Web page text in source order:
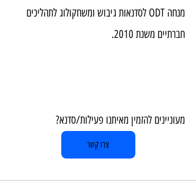
מנחה ODT לסדנאות גיבוש ומשחקולוג לתהליכים
חברתיים משנת 2010.
מעוניינים להזמין מאיתנו פעילות/סדנא?
צרו קשר